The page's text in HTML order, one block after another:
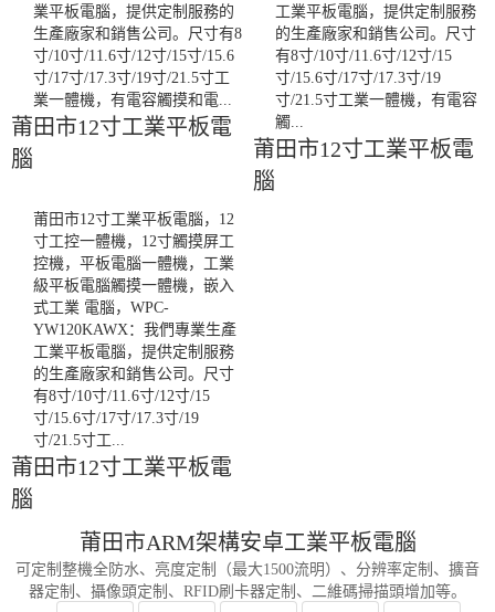
業平板電腦，提供定制服務的
生產廠家和銷售公司。尺寸有8
寸/10寸/11.6寸/12寸/15寸/15.6
寸/17寸/17.3寸/19寸/21.5寸工
業一體機，有電容觸摸和電...
莆田市12寸工業平板電
腦
工業平板電腦，提供定制服務
的生產廠家和銷售公司。尺寸
有8寸/10寸/11.6寸/12寸/15
寸/15.6寸/17寸/17.3寸/19
寸/21.5寸工業一體機，有電容
觸...
莆田市12寸工業平板電
腦
莆田市12寸工業平板電腦，12
寸工控一體機，12寸觸摸屏工
控機，平板電腦一體機，工業
級平板電腦觸摸一體機，嵌入
式工業 電腦，WPC-
YW120KAWX：我們專業生產
工業平板電腦，提供定制服務
的生產廠家和銷售公司。尺寸
有8寸/10寸/11.6寸/12寸/15
寸/15.6寸/17寸/17.3寸/19
寸/21.5寸工...
莆田市12寸工業平板電
腦
莆田市ARM架構安卓工業平板電腦
可定制整機全防水、亮度定制（最大1500流明）、分辨率定制、擴音
器定制、攝像頭定制、RFID刷卡器定制、二維碼掃描頭增加等。